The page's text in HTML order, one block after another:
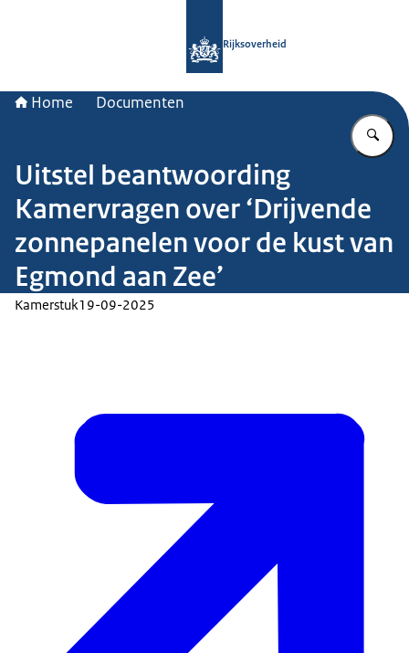
Rijksoverheid
Home Documenten
Uitstel beantwoording
Kamervragen over ‘Drijvende
zonnepanelen voor de kust van
Egmond aan Zee’
Kamerstuk19-09-2025